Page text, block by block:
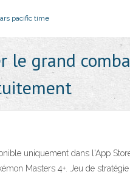
pacific time
le grand
uniquement dans l'App
Masters 4+. Jeu de